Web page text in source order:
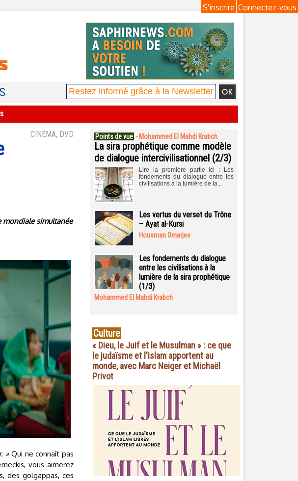
Connectez-vous
S'inscrire
CINÉMA, DVD
mondiale simultanée
»Qui ne connaît pas
vous aimerez
des golgappas, ces
Points de vue - Mohammed El Mahdi Krabch
La sira prophétique comme modèle
de dialogue intercivilisationnel (2/3)
Lire la première partie ici : Les
fondements du dialogue entre les
civilisations à la lumière de la...
Les vertus du verset du Trône
– Ayat al-Kursi
Housman Omarjee
Les fondements du dialogue
entre les civilisations à la
lumière de la sira prophétique
(1/3)
Mohammed El Mahdi Krabch
Culture
« Dieu, le Juif et le Musulman » : ce que
le judaïsme et l'islam apportent au
monde, avec Marc Neiger et Michaël
Privot